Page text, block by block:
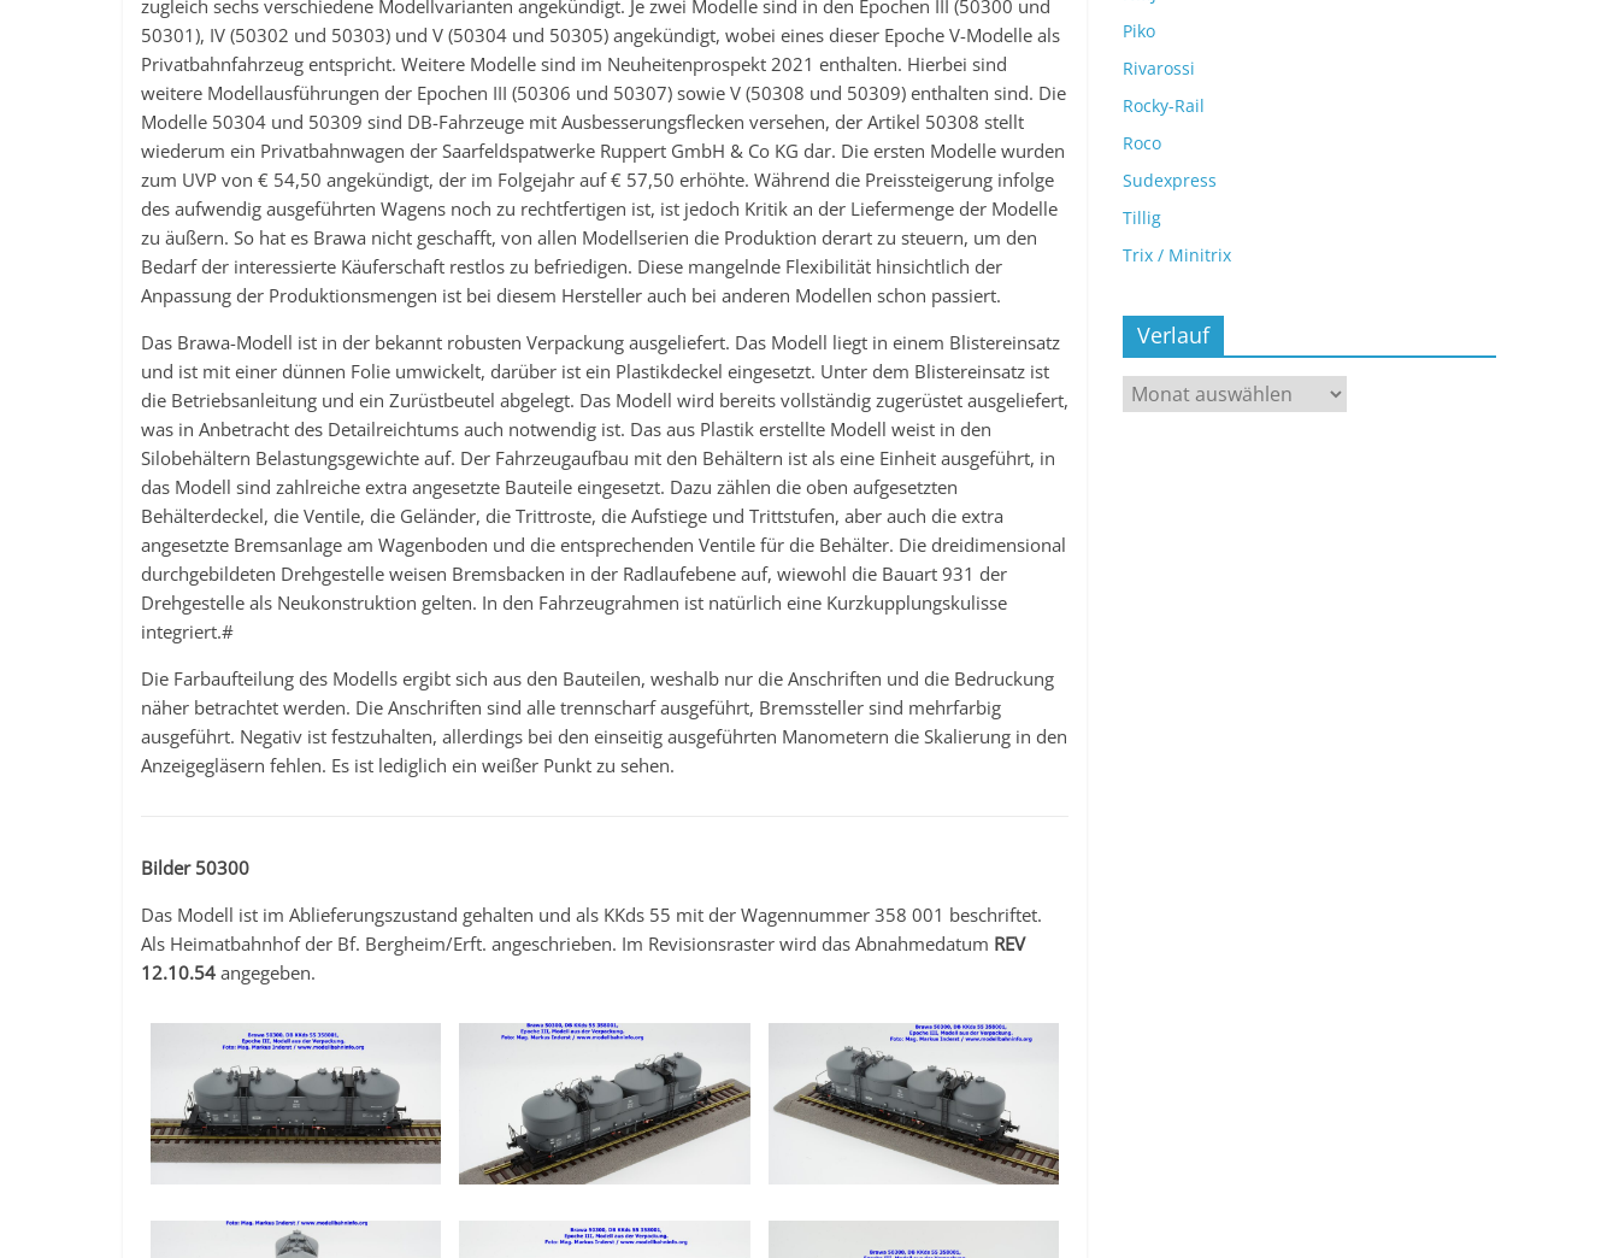
zugleich sechs verschiedene Modellvarianten angekündigt. Je zwei Modelle sind in den Epochen III (50300 und
50301), IV (50302 und 50303) und V (50304 und 50305) angekündigt, wobei eines dieser Epoche V-Modelle als
Privatbahnfahrzeug entspricht. Weitere Modelle sind im Neuheitenprospekt 2021 enthalten. Hierbei sind
weitere Modellausführungen der Epochen III (50306 und 50307) sowie V (50308 und 50309) enthalten sind. Die
Modelle 50304 und 50309 sind DB-Fahrzeuge mit Ausbesserungsflecken versehen, der Artikel 50308 stellt
wiederum ein Privatbahnwagen der Saarfeldspatwerke Ruppert GmbH & Co KG dar. Die ersten Modelle wurden
zum UVP von € 54,50 angekündigt, der im Folgejahr auf € 57,50 erhöhte. Während die Preissteigerung infolge
des aufwendig ausgeführten Wagens noch zu rechtfertigen ist, ist jedoch Kritik an der Liefermenge der Modelle
zu äußern. So hat es Brawa nicht geschafft, von allen Modellserien die Produktion derart zu steuern, um den
Bedarf der interessierte Käuferschaft restlos zu befriedigen. Diese mangelnde Flexibilität hinsichtlich der
Anpassung der Produktionsmengen ist bei diesem Hersteller auch bei anderen Modellen schon passiert.
Das Brawa-Modell ist in der bekannt robusten Verpackung ausgeliefert. Das Modell liegt in einem Blistereinsatz
und ist mit einer dünnen Folie umwickelt, darüber ist ein Plastikdeckel eingesetzt. Unter dem Blistereinsatz ist
die Betriebsanleitung und ein Zurüstbeutel abgelegt. Das Modell wird bereits vollständig zugerüstet ausgeliefert,
was in Anbetracht des Detailreichtums auch notwendig ist. Das aus Plastik erstellte Modell weist in den
Silobehältern Belastungsgewichte auf. Der Fahrzeugaufbau mit den Behältern ist als eine Einheit ausgeführt, in
das Modell sind zahlreiche extra angesetzte Bauteile eingesetzt. Dazu zählen die oben aufgesetzten
Behälterdeckel, die Ventile, die Geländer, die Trittroste, die Aufstiege und Trittstufen, aber auch die extra
angesetzte Bremsanlage am Wagenboden und die entsprechenden Ventile für die Behälter. Die dreidimensional
durchgebildeten Drehgestelle weisen Bremsbacken in der Radlaufebene auf, wiewohl die Bauart 931 der
Drehgestelle als Neukonstruktion gelten. In den Fahrzeugrahmen ist natürlich eine Kurzkupplungskulisse
integriert.#
Die Farbaufteilung des Modells ergibt sich aus den Bauteilen, weshalb nur die Anschriften und die Bedruckung
näher betrachtet werden. Die Anschriften sind alle trennscharf ausgeführt, Bremssteller sind mehrfarbig
ausgeführt. Negativ ist festzuhalten, allerdings bei den einseitig ausgeführten Manometern die Skalierung in den
Anzeigegläsern fehlen. Es ist lediglich ein weißer Punkt zu sehen.
Bilder 50300
Das Modell ist im Ablieferungszustand gehalten und als KKds 55 mit der Wagennummer 358 001 beschriftet.
Als Heimatbahnhof der Bf. Bergheim/Erft. angeschrieben. Im Revisionsraster wird das Abnahmedatum REV
12.10.54 angegeben.
Piko
Rivarossi
Rocky-Rail
Roco
Sudexpress
Tillig
Trix / Minitrix
Verlauf